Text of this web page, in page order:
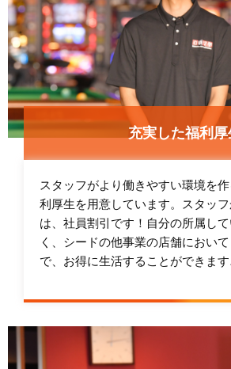
充実した福利厚
スタッフがより働きやすい環境を
利厚生を用意しています。スタッ
は、社員割引です！自分の所属し
く、シードの他事業の店舗におい
で、お得に生活することができます